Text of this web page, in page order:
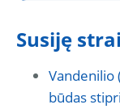
Susiję
Vandenilio
būdas